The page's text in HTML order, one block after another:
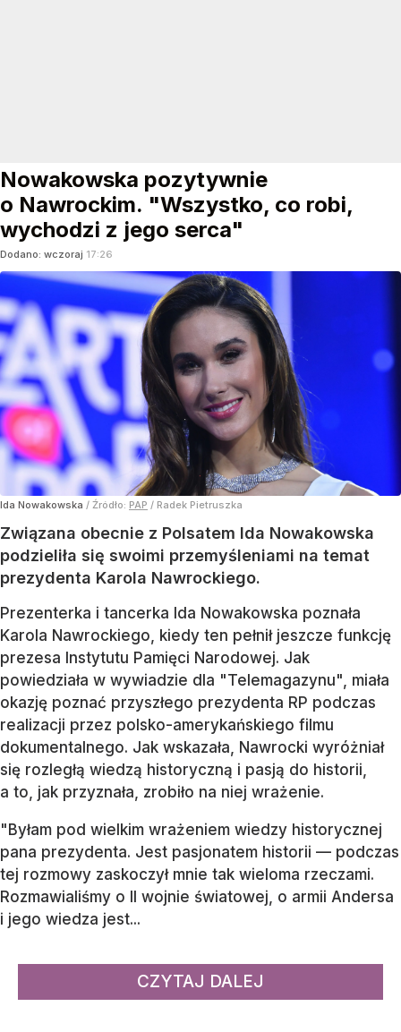
Nowakowska pozytywnie
o Nawrockim. "Wszystko, co robi,
wychodzi z jego serca"
Dodano: wczoraj 17:26
Ida Nowakowska / Źródło: PAP / Radek Pietruszka
Związana obecnie z Polsatem Ida Nowakowska
podzieliła się swoimi przemyśleniami na temat
prezydenta Karola Nawrockiego.
Prezenterka i tancerka Ida Nowakowska poznała
Karola Nawrockiego, kiedy ten pełnił jeszcze funkcję
prezesa Instytutu Pamięci Narodowej. Jak
powiedziała w wywiadzie dla "Telemagazynu", miała
okazję poznać przyszłego prezydenta RP podczas
realizacji przez polsko-amerykańskiego filmu
dokumentalnego. Jak wskazała, Nawrocki wyróżniał
się rozległą wiedzą historyczną i pasją do historii,
a to, jak przyznała, zrobiło na niej wrażenie.
"Byłam pod wielkim wrażeniem wiedzy historycznej
pana prezydenta. Jest pasjonatem historii — podczas
tej rozmowy zaskoczył mnie tak wieloma rzeczami.
Rozmawialiśmy o II wojnie światowej, o armii Andersa
i jego wiedza jest...
CZYTAJ DALEJ